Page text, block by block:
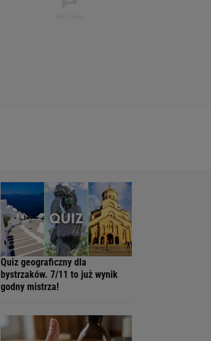
Quiz geograficzny dla
bystrzaków. 7/11 to już wynik
godny mistrza!